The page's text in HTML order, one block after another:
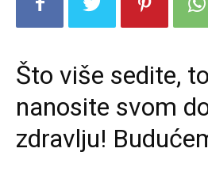
Što više sedite,
nanosite svom
zdravlju!